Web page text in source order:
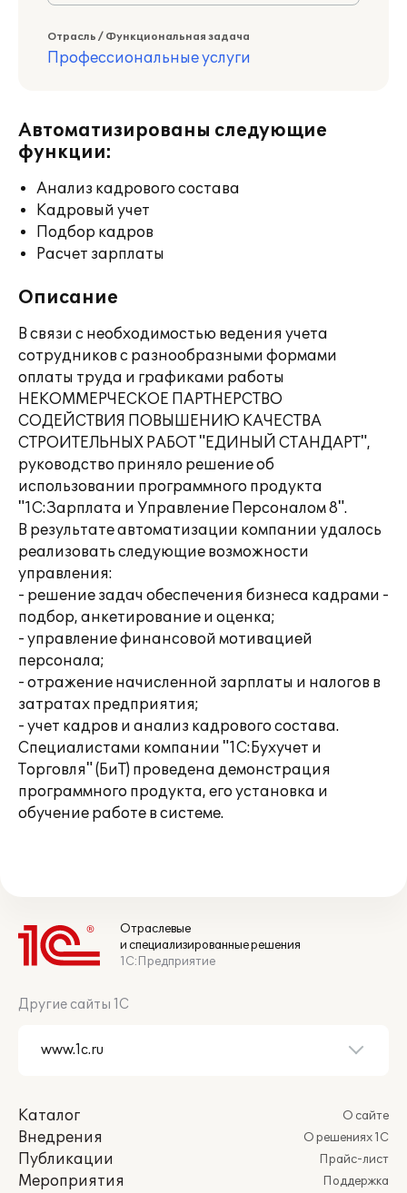
Отрасль / Функциональная задача
Профессиональные услуги
Автоматизированы следующие
функции:
Анализ кадрового состава
Кадровый учет
Подбор кадров
Расчет зарплаты
Описание
В связи с необходимостью ведения учета
сотрудников с разнообразными формами
оплаты труда и графиками работы
НЕКОММЕРЧЕСКОЕ ПАРТНЕРСТВО
СОДЕЙСТВИЯ ПОВЫШЕНИЮ КАЧЕСТВА
СТРОИТЕЛЬНЫХ РАБОТ "ЕДИНЫЙ СТАНДАРТ",
руководство приняло решение об
использовании программного продукта
"1С:Зарплата и Управление Персоналом 8".
В результате автоматизации компании удалось
реализовать следующие возможности
управления:
- решение задач обеспечения бизнеса кадрами -
подбор, анкетирование и оценка;
- управление финансовой мотивацией
персонала;
- отражение начисленной зарплаты и налогов в
затратах предприятия;
- учет кадров и анализ кадрового состава.
Специалистами компании "1С:Бухучет и
Торговля" (БиТ) проведена демонстрация
программного продукта, его установка и
обучение работе в системе.
Отраслевые
и специализированные решения
1С:Предприятие
Другие сайты 1С
Каталог
Внедрения
Публикации
Мероприятия
О сайте
О решениях 1С
Прайс-лист
Поддержка